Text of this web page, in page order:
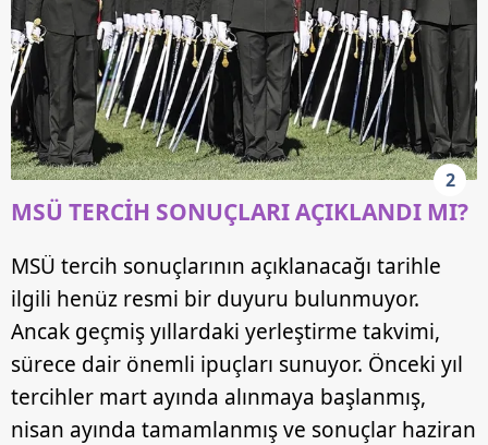
2
MSÜ TERCİH SONUÇLARI AÇIKLANDI MI?
MSÜ tercih sonuçlarının açıklanacağı tarihle
ilgili henüz resmi bir duyuru bulunmuyor.
Ancak geçmiş yıllardaki yerleştirme takvimi,
sürece dair önemli ipuçları sunuyor. Önceki yıl
tercihler mart ayında alınmaya başlanmış,
nisan ayında tamamlanmış ve sonuçlar haziran